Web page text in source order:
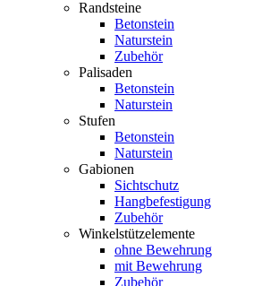
Randsteine
Betonstein
Naturstein
Zubehör
Palisaden
Betonstein
Naturstein
Stufen
Betonstein
Naturstein
Gabionen
Sichtschutz
Hangbefestigung
Zubehör
Winkelstützelemente
ohne Bewehrung
mit Bewehrung
Zubehör